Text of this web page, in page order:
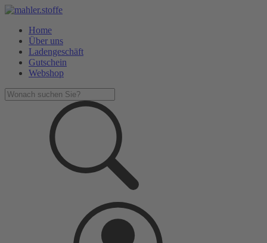
Home
Über uns
Ladengeschäft
Gutschein
Webshop